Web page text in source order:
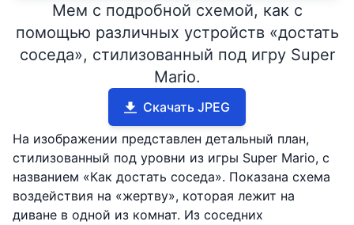
Мем с подробной схемой, как с
помощью различных устройств «достать
соседа», стилизованный под игру Super
Mario.
Скачать JPEG
На изображении представлен детальный план,
стилизованный под уровни из игры Super Mario, с
названием «Как достать соседа». Показана схема
воздействия на «жертву», которая лежит на
диване в одной из комнат. Из соседних